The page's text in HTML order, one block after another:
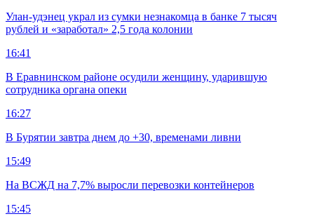
Улан-удэнец украл из сумки незнакомца в банке 7 тысяч
рублей и «заработал» 2,5 года колонии
16:41
В Еравнинском районе осудили женщину, ударившую
сотрудника органа опеки
16:27
В Бурятии завтра днем до +30, временами ливни
15:49
На ВСЖД на 7,7% выросли перевозки контейнеров
15:45